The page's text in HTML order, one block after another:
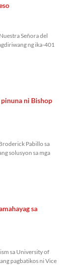
Señora del
ng ika-401
pinuna ni Bishop
Pabillo sa
solusyon sa mga
sa
sa University of
pagbatikos ni Vice